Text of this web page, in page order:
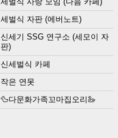
세벌식 자판 (에버노트)
신세기 SSG 연구소 (세모이 자
판)
신세벌식 카페
작은 연못
🦆다문화가족꼬마집오리🦢